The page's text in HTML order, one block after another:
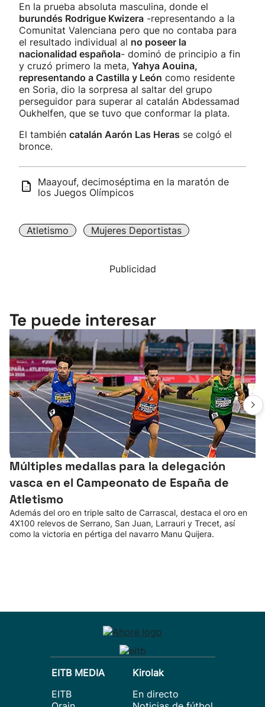
En la prueba absoluta masculina, donde el
burundés Rodrigue Kwizera -representando a la
Comunitat Valenciana pero que no contaba para
el resultado individual al no poseer la
nacionalidad española- dominó de principio a fin
y cruzó primero la meta, Yahya Aouina,
representando a Castilla y León como residente
en Soria, dio la sorpresa al saltar del grupo
perseguidor para superar al catalán Abdessamad
Oukhelfen, que se tuvo que conformar la plata.
El también catalán Aarón Las Heras se colgó el
bronce.
Maayouf, decimoséptima en la maratón de
los Juegos Olímpicos
Atletismo Mujeres Deportistas
Publicidad
Te puede interesar
Múltiples medallas para la delegación
vasca en el Campeonato de España de
Atletismo
Además del oro en triple salto de Carrascal, destaca el oro en
4X100 relevos de Serrano, San Juan, Larrauri y Trecet, así
como la victoria en pértiga del navarro Manu Quijera.
EITB MEDIA
EITB
Kirolak
En directo